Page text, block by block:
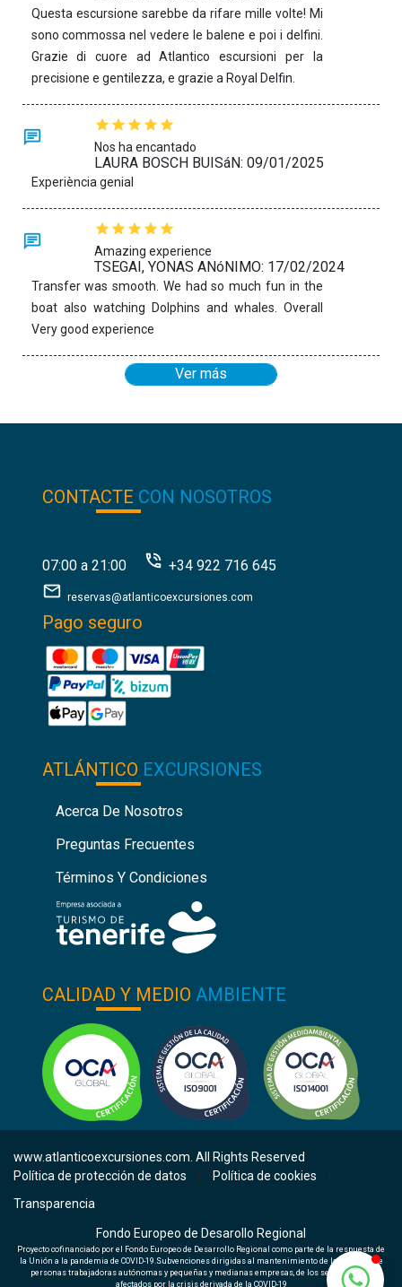
Questa escursione sarebbe da rifare mille volte! Mi
sono commossa nel vedere le balene e poi i delfini.
Grazie di cuore ad Atlantico escursioni per la
precisione e gentilezza, e grazie a Royal Delfin.
Nos ha encantado
LAURA BOSCH BUISáN: 09/01/2025
Experiència genial
Amazing experience
TSEGAI, YONAS ANóNIMO: 17/02/2024
Transfer was smooth. We had so much fun in the
boat also watching Dolphins and whales. Overall
Very good experience
Ver más
CONTACTE CON NOSOTROS
07:00 a 21:00 +34 922 716 645
reservas@atlanticoexcursiones.com
Pago seguro
ATLÁNTICO EXCURSIONES
Acerca De Nosotros
Preguntas Frecuentes
Términos Y Condiciones
CALIDAD Y MEDIO AMBIENTE
www.atlanticoexcursiones.com. All Rights Reserved
Política de protección de datos
Política de cookies
Transparencia
Fondo Europeo de Desarollo Regional
Proyecto cofinanciado por el Fondo Europeo de Desarrollo Regional como parte de la respuesta de
la Unión a la pandemia de COVID-19.Subvenciones dirigidas al mantenimiento de la actividad de
personas trabajadoras autónomas y pequeñas y medianas empresas, de los sectores más
afectados por la crisis derivada de la COVID-19